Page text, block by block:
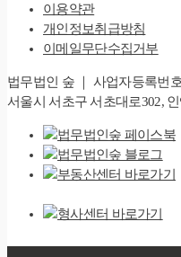
이용약관
개인정보취급방침
이메일무단수집거부
법무법인 숲 ｜ 사업자등록번
서울시 서초구 서초대로302,